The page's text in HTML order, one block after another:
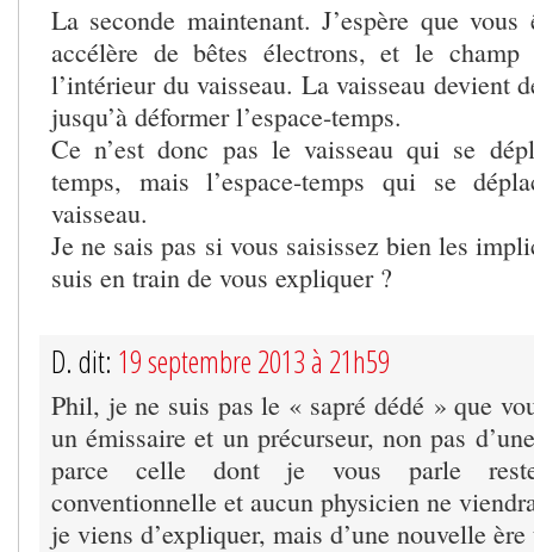
La seconde maintenant. J’espère que
accélère de bêtes électrons, et le
l’intérieur du vaisseau. La vaisseau devient
jusqu’à déformer l’espace-temps.
Ce n’est donc pas le vaisseau qui se
temps, mais l’espace-temps qui se
vaisseau.
Je ne sais pas si vous saisissez bien les
suis en train de vous expliquer ?
D. dit: 19 septembre 2013 à 21h59
Phil, je ne suis pas le « sapré dédé » que
un émissaire et un précurseur, non pas
parce celle dont je vous parle
conventionnelle et aucun physicien ne
je viens d’expliquer, mais d’une nouvelle